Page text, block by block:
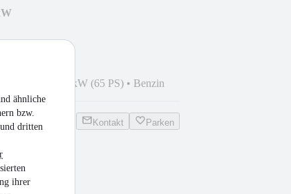
ähnliche
bzw.
dritten
ihrer
48 kW (65 PS) • Benzin
Kontakt Parken